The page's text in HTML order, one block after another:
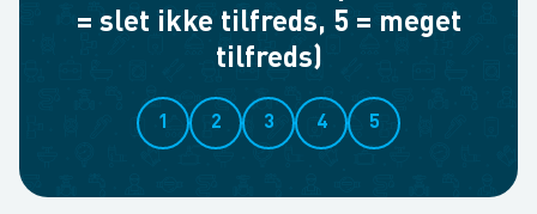
= slet ikke tilfreds, 5 = meget
tilfreds)
1 2 3 4 5